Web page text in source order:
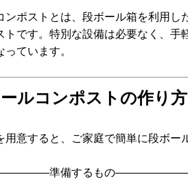
ポストとは、段ボール箱を利用し
トです。特別な設備は必要なく、
っています。
ルコンポストの作り方
用意すると、ご家庭で簡単に段ボー
準備するもの